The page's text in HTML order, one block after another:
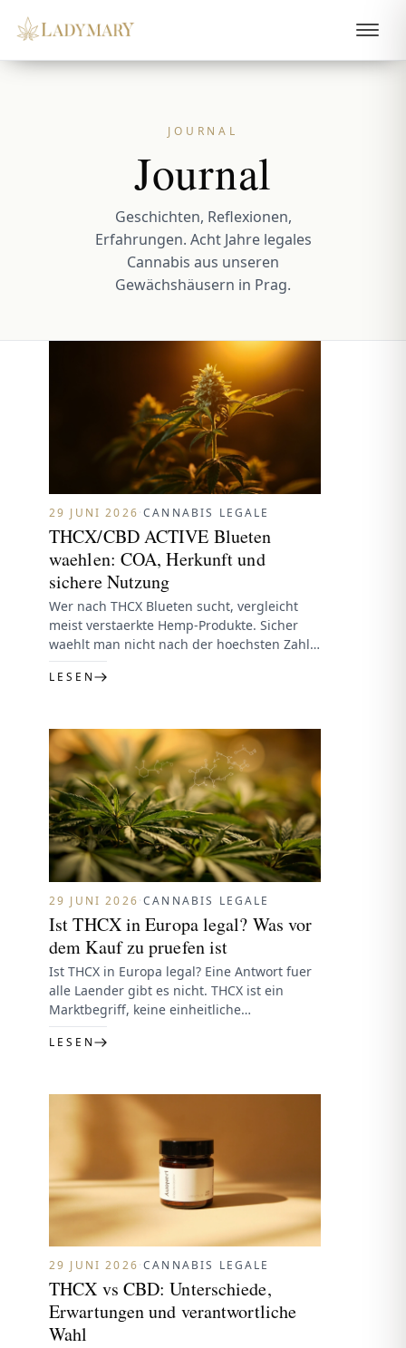
JOURNAL
Journal
Geschichten, Reflexionen,
Erfahrungen. Acht Jahre legales
Cannabis aus unseren
Gewächshäusern in Prag.
29 JUNI 2026·CANNABIS LEGALE
THCX/CBD ACTIVE Blueten
waehlen: COA, Herkunft und
sichere Nutzung
Wer nach THCX Blueten sucht, vergleicht
meist verstaerkte Hemp-Produkte. Sicher
waehlt man nicht nach der hoechsten Zahl
im Titel, sondern nach Dokumenten und
Transparenz.Zertifikat…
LESEN
29 JUNI 2026·CANNABIS LEGALE
Ist THCX in Europa legal? Was vor
dem Kauf zu pruefen ist
Ist THCX in Europa legal? Eine Antwort fuer
alle Laender gibt es nicht. THCX ist ein
Marktbegriff, keine einheitliche
Rechtskategorie. Entscheidend sind
Cannabinoidprofil, Delta-9-THC,…
LESEN
29 JUNI 2026·CANNABIS LEGALE
THCX vs CBD: Unterschiede,
Erwartungen und verantwortliche
Wahl